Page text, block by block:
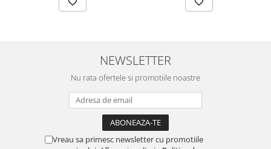
NEWSLETTER
Nu rata ofertele si promotiile noastre
Vreau sa primesc newsletter cu promotiile